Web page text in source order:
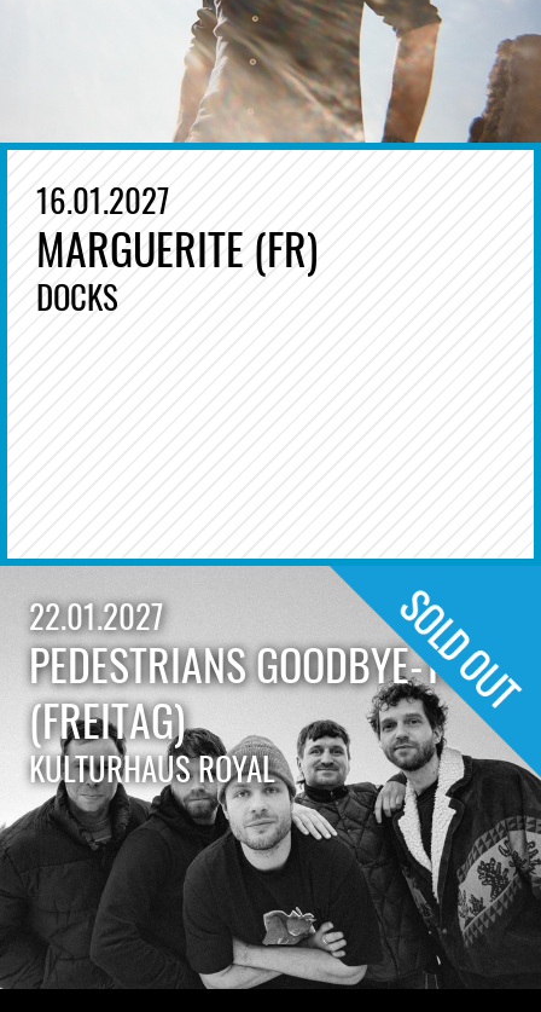
16.01.2027
MARGUERITE (FR)
DOCKS
22.01.2027
PEDESTRIANS GOODBYE-TOUR
(FREITAG)
KULTURHAUS ROYAL